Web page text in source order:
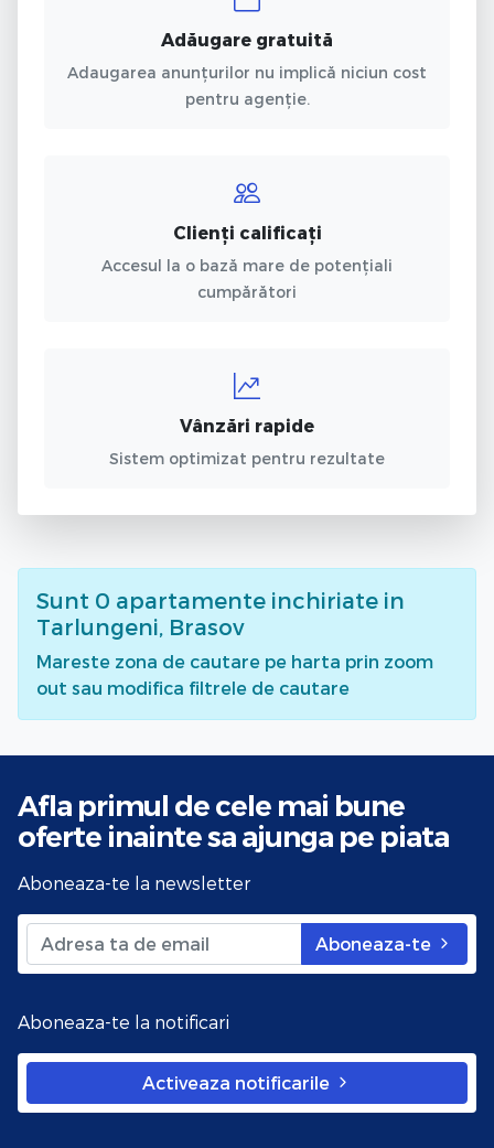
Adăugare gratuită
Adaugarea anunțurilor nu implică niciun cost
pentru agenție.
Clienți calificați
Accesul la o bază mare de potențiali
cumpărători
Vânzări rapide
Sistem optimizat pentru rezultate
Sunt 0 apartamente inchiriate in
Tarlungeni, Brasov
Mareste zona de cautare pe harta prin zoom
out sau modifica filtrele de cautare
Afla primul de cele mai bune
oferte inainte sa ajunga pe piata
Aboneaza-te la newsletter
Aboneaza-te
Aboneaza-te la notificari
Activeaza notificarile